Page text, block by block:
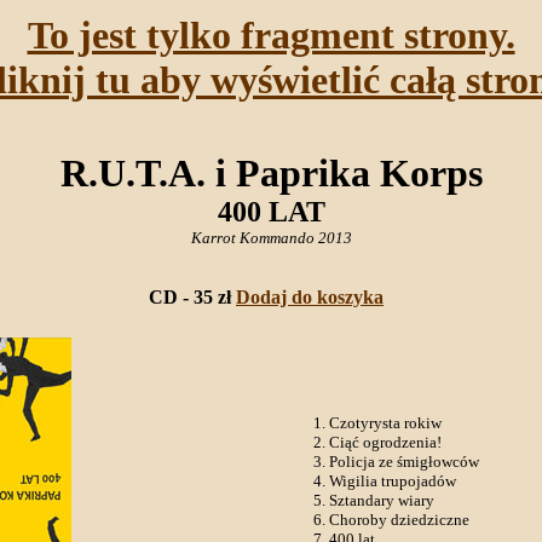
To jest tylko fragment strony.
tu aby wyświetlić całą
R.U.T.A. i Paprika Korps
400 LAT
Karrot Kommando 2013
CD - 35 złDodaj do koszyka
Czotyrysta rokiw
Ciąć ogrodzenia!
Policja ze śmigłowców
Wigilia trupojadów
Sztandary wiary
Choroby dziedziczne